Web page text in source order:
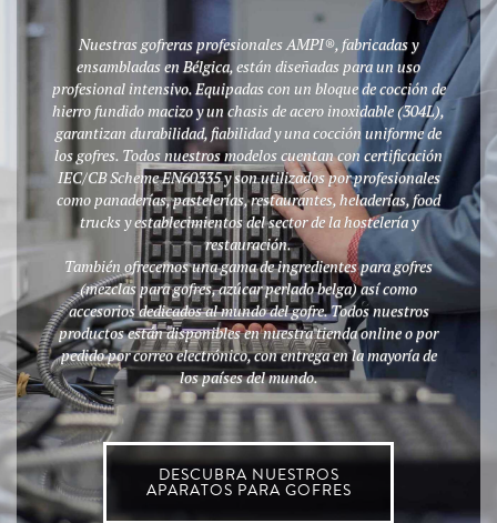
Nuestras gofreras profesionales AMPI®, fabricadas y
ensambladas en Bélgica, están diseñadas para un uso
profesional intensivo. Equipadas con un bloque de cocción de
hierro fundido macizo y un chasis de acero inoxidable (304L),
garantizan durabilidad, fiabilidad y una cocción uniforme de
los gofres. Todos nuestros modelos cuentan con certificación
IEC/CB Scheme EN60335 y son utilizados por profesionales
como panaderías, pastelerías, restaurantes, heladerías, food
trucks y establecimientos del sector de la hostelería y
restauración.
También ofrecemos una gama de ingredientes para gofres
(mezclas para gofres, azúcar perlado belga) así como
accesorios dedicados al mundo del gofre. Todos nuestros
productos están disponibles en nuestra tienda online o por
pedido por correo electrónico, con entrega en la mayoría de
los países del mundo.
DESCUBRA NUESTROS
APARATOS PARA GOFRES